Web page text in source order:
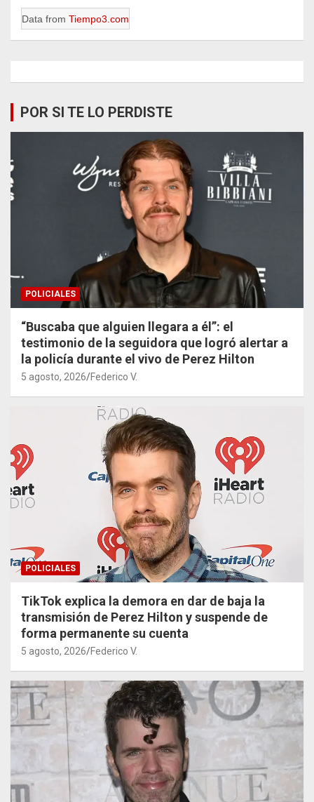
Data from Tiempo3.com
POR SI TE LO PERDISTE
POLICIALES
“Buscaba que alguien llegara a él”: el
testimonio de la seguidora que logró alertar a
la policía durante el vivo de Perez Hilton
5 agosto, 2026 Federico V.
POLICIALES
TikTok explica la demora en dar de baja la
transmisión de Perez Hilton y suspende de
forma permanente su cuenta
5 agosto, 2026 Federico V.